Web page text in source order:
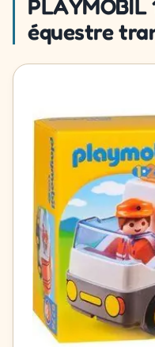
PLAYMOBIL
équestre